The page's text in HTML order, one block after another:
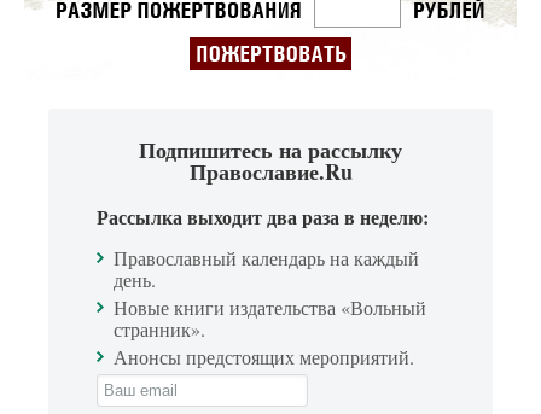
Подпишитесь на рассылку
Православие.Ru
Рассылка выходит два раза в неделю:
Православный календарь на каждый
день.
Новые книги издательства «Вольный
странник».
Анонсы предстоящих мероприятий.